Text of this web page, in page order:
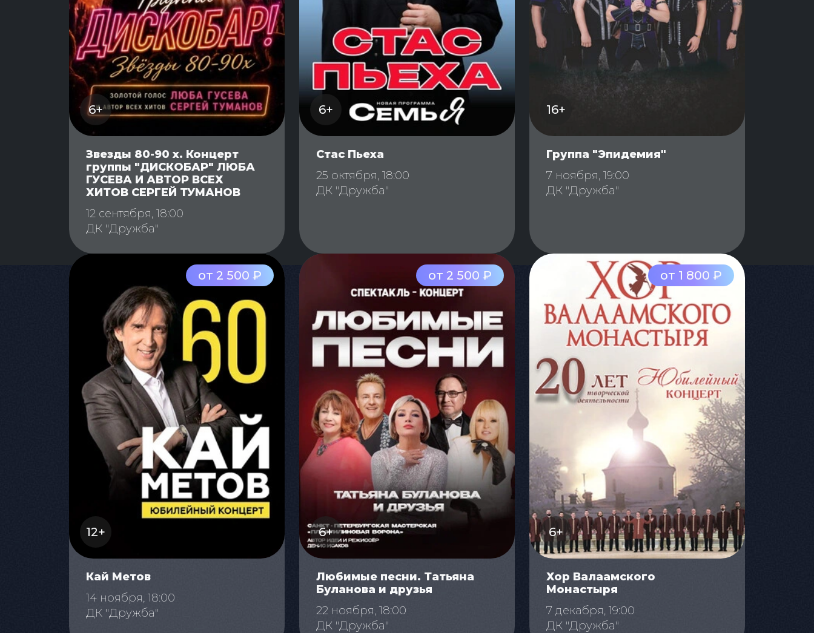
6+
Звезды 80-90 х. Концерт
группы "ДИСКОБАР" ЛЮБА
ГУСЕВА И АВТОР ВСЕХ
ХИТОВ СЕРГЕЙ ТУМАНОВ
12 сентября, 18:00
ДК "Дружба"
6+
Стас Пьеха
25 октября, 18:00
ДК "Дружба"
16+
Группа "Эпидемия"
7 ноября, 19:00
ДК "Дружба"
от 2 500 ₽
12+
Кай Метов
14 ноября, 18:00
ДК "Дружба"
от 2 500 ₽
6+
Любимые песни. Татьяна
Буланова и друзья
22 ноября, 18:00
ДК "Дружба"
от 1 800 ₽
6+
Хор Валаамского
Монастыря
7 декабря, 19:00
ДК "Дружба"